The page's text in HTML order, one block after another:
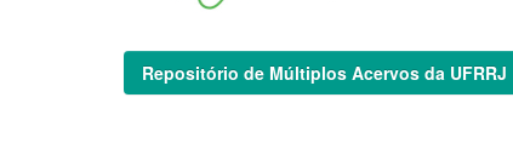
Repositório de Múltiplos Acervos da UFRRJ